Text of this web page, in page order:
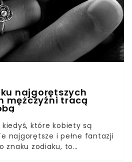
najgorętszych
mężczyźni tracą
które kobiety są
najgorętsze i pełne fantazji
znaku zodiaku, to